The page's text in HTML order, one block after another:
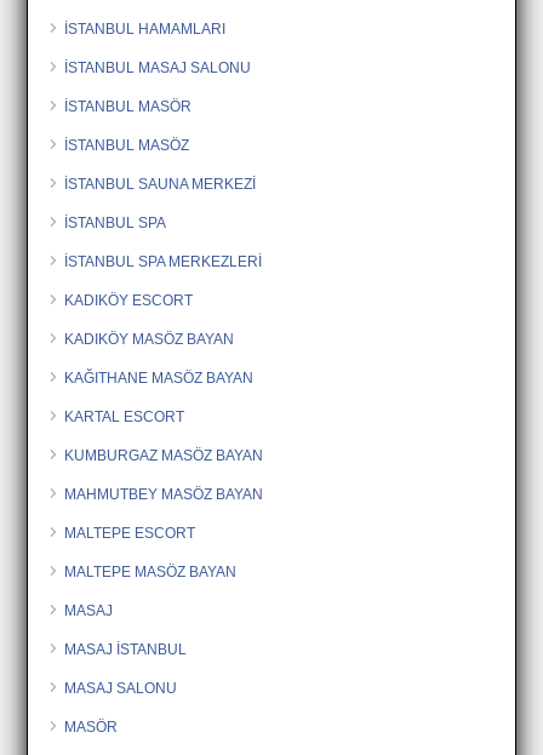
İSTANBUL HAMAMLARI
İSTANBUL MASAJ SALONU
İSTANBUL MASÖR
İSTANBUL MASÖZ
İSTANBUL SAUNA MERKEZİ
İSTANBUL SPA
İSTANBUL SPA MERKEZLERİ
KADIKÖY ESCORT
KADIKÖY MASÖZ BAYAN
KAĞITHANE MASÖZ BAYAN
KARTAL ESCORT
KUMBURGAZ MASÖZ BAYAN
MAHMUTBEY MASÖZ BAYAN
MALTEPE ESCORT
MALTEPE MASÖZ BAYAN
MASAJ
MASAJ İSTANBUL
MASAJ SALONU
MASÖR